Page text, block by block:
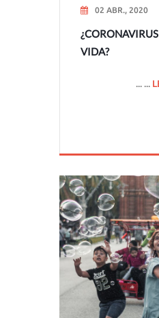
02 ABR., 2020
VIDA?